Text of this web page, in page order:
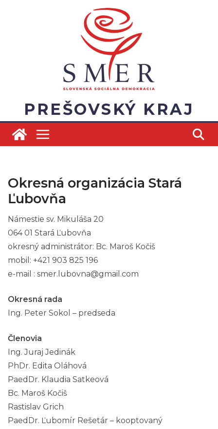
PREŠOVSKÝ KRAJ
Okresná organizácia Stará
Ľubovňa
Námestie sv. Mikuláša 20
064 01 Stará Ľubovňa
okresný administrátor: Bc. Maroš Kočiš
mobil: +421 903 825 196
e-mail : smer.lubovna@gmail.com
Okresná rada
Ing. Peter Sokol – predseda
Členovia
Ing. Juraj Jedinák
PhDr. Edita Oláhová
PaedDr. Klaudia Satkeová
Bc. Maroš Kočiš
Rastislav Grich
PaedDr. Ľubomír Rešetár – kooptovaný